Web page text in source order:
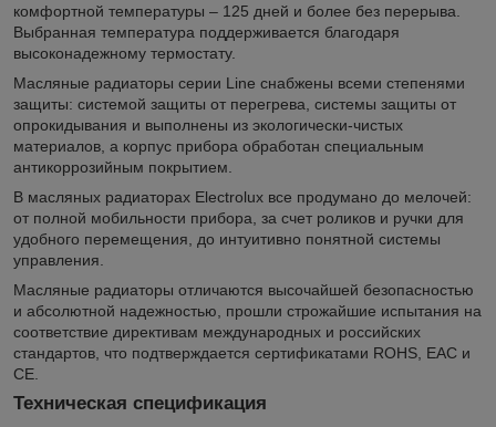
комфортной температуры – 125 дней и более без перерыва.
Выбранная температура поддерживается благодаря
высоконадежному термостату.
Масляные радиаторы серии Line снабжены всеми степенями
защиты: системой защиты от перегрева, системы защиты от
опрокидывания и выполнены из экологически-чистых
материалов, а корпус прибора обработан специальным
антикоррозийным покрытием.
В масляных радиаторах Electrolux все продумано до мелочей:
от полной мобильности прибора, за счет роликов и ручки для
удобного перемещения, до интуитивно понятной системы
управления.
Масляные радиаторы отличаются высочайшей безопасностью
и абсолютной надежностью, прошли строжайшие испытания на
соответствие директивам международных и российских
стандартов, что подтверждается сертификатами ROHS, EAC и
CE.
Техническая спецификация